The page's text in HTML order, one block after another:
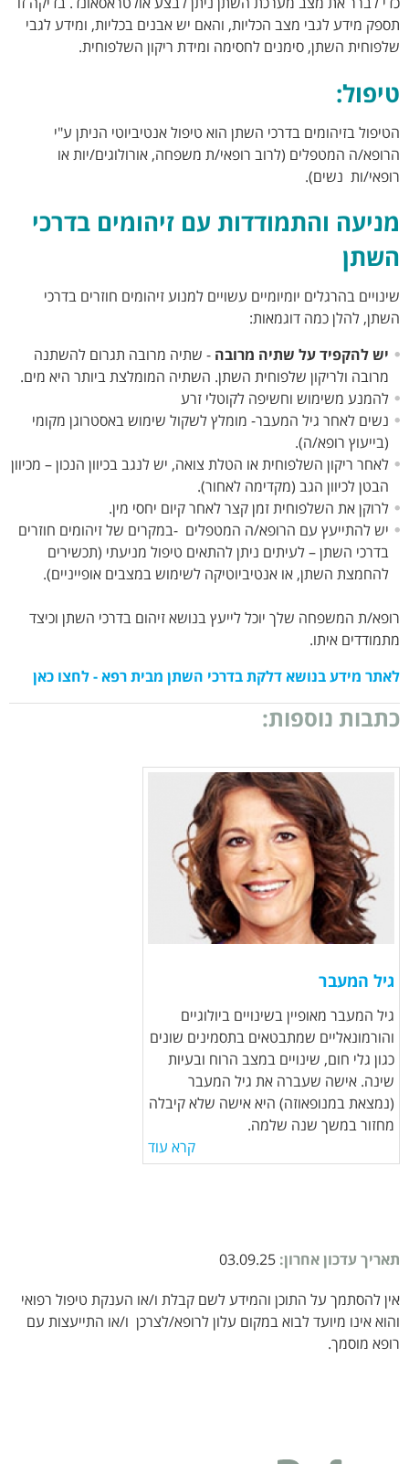
כדי לברר את מצב מערכת השתן ניתן לבצע אולטראסאונד. בדיקה זו
תספק מידע לגבי מצב הכליות, והאם יש אבנים בכליות, ומידע לגבי
שלפוחית השתן, סימנים לחסימה ומידת ריקון השלפוחית.
טיפול:
הטיפול בזיהומים בדרכי השתן הוא טיפול אנטיביוטי הניתן ע"י
הרופא/ה המטפלים (לרוב רופאי/ת משפחה, אורולוגים/יות או
רופאי/ות נשים).
מניעה והתמודדות עם זיהומים בדרכי
השתן
שינויים בהרגלים יומיומיים עשויים למנוע זיהומים חוזרים בדרכי
השתן, להלן כמה דוגמאות:
יש להקפיד על שתיה מרובה - שתיה מרובה תגרום להשתנה
מרובה ולריקון שלפוחית השתן. השתיה המומלצת ביותר היא מים.
להמנע משימוש וחשיפה לקוטלי זרע
נשים לאחר גיל המעבר- מומלץ לשקול שימוש באסטרוגן מקומי
(בייעוץ רופא/ה).
לאחר ריקון השלפוחית או הטלת צואה, יש לנגב בכיוון הנכון – מכיוון
הבטן לכיוון הגב (מקדימה לאחור).
לרוקן את השלפוחית זמן קצר לאחר קיום יחסי מין.
יש להתייעץ עם הרופא/ה המטפלים -במקרים של זיהומים חוזרים
בדרכי השתן – לעיתים ניתן להתאים טיפול מניעתי (תכשירים
להחמצת השתן, או אנטיביוטיקה לשימוש במצבים אופייניים).
רופא/ת המשפחה שלך יוכל לייעץ בנושא זיהום בדרכי השתן וכיצד
מתמודדים איתו.
לאתר מידע בנושא דלקת בדרכי השתן מבית רפא - לחצו כאן
כתבות נוספות:
מ
ע
ב
ר
.
j
גיל המעבר
גיל המעבר מאופיין בשינויים ביולוגיים
והורמונאליים שמתבטאים בתסמינים שונים
כגון גלי חום, שינויים במצב הרוח ובעיות
שינה. אישה שעברה את גיל המעבר
(נמצאת במנופאוזה) היא אישה שלא קיבלה
מחזור במשך שנה שלמה.
קרא עוד
תאריך עדכון אחרון: 03.09.25
אין להסתמך על התוכן והמידע לשם קבלת ו/או הענקת טיפול רפואי
והוא אינו מיועד לבוא במקום עלון לרופא/לצרכן ו/או התייעצות עם
רופא מוסמך.